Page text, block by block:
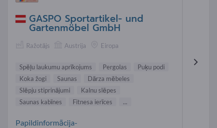
GASPO Sportartikel- und
Gartenmöbel GmbH
Ražotājs Austrija Eiropa
Spēļu laukumu aprīkojums Pergolas
Puķu podi
Koka žogi
Saunas
Dārza mēbeles
Slēpju stiprinājumi
Kalnu slēpes
Saunas kabīnes
Fitnesa ierīces ...
Papildinformācija-